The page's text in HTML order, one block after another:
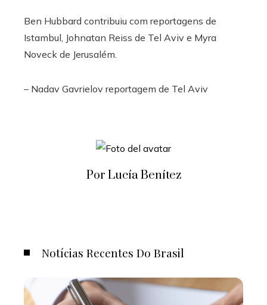
Ben Hubbard contribuiu com reportagens de
Istambul, Johnatan Reiss de Tel Aviv e Myra
Noveck de Jerusalém.
– Nadav Gavrielov reportagem de Tel Aviv
Por Lucía Benítez
Notícias Recentes Do Brasil